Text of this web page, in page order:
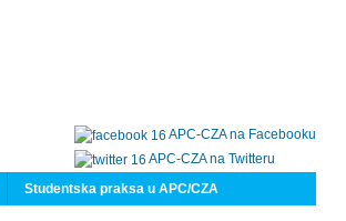
APC-CZA na Facebooku
APC-CZA na Twitteru
Studentska praksa u APC/CZA